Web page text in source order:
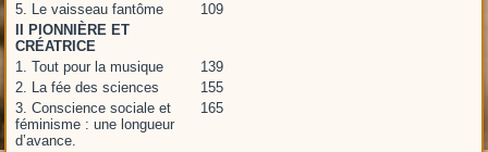
5. Le vaisseau fantôme
109
II PIONNIÈRE ET
CRÉATRICE
1. Tout pour la musique
139
2. La fée des sciences
155
3. Conscience sociale et
féminisme : une longueur
d’avance.
165